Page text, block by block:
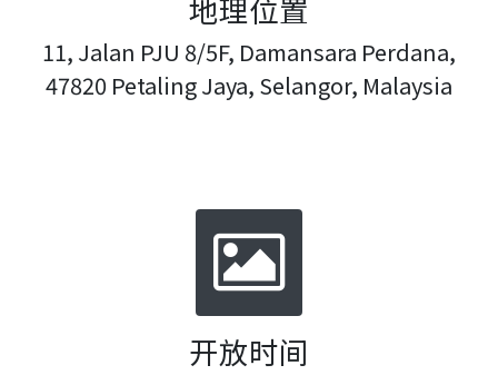
地理位置
11, Jalan PJU 8/5F, Damansara Perdana,
47820 Petaling Jaya, Selangor, Malaysia
开放时间